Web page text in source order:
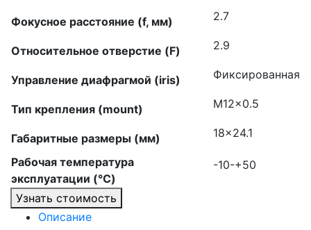
Фокусное расстояние (f, мм) 2.7
Относительное отверстие (F) 2.9
Управление диафрагмой (iris) Фиксированная
Тип крепления (mount) M12x0.5
Габаритные размеры (мм) 18×24.1
Рабочая температура
эксплуатации (°C)
-10-+50
Узнать стоимость
Описание